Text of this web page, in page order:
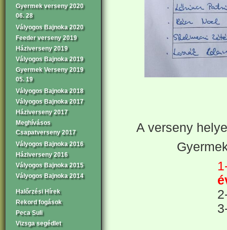
A verseny
Gyermek verseny 2020
06. 28
Vályogos Bajnoka 2020
Feeder verseny 2019
Háziverseny 2019
Vályogos Bajnoka 2019
Gyermek Verseny 2019
05. 19
Vályogos Bajnoka 2018
Vályogos Bajnoka 2017
Háziverseny 2017
Meghívásos
Csapatverseny 2017
Vályogos Bajnoka 2016
Háziverseny 2016
Vályogos Bajnoka 2015
Vályogos Bajnoka 2014
Halőrzési Hírek
Rekord fogások
Peca Suli
Vizsga segédlet